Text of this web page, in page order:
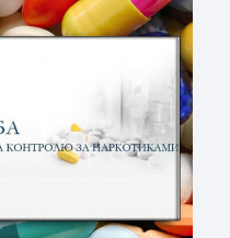
и новые